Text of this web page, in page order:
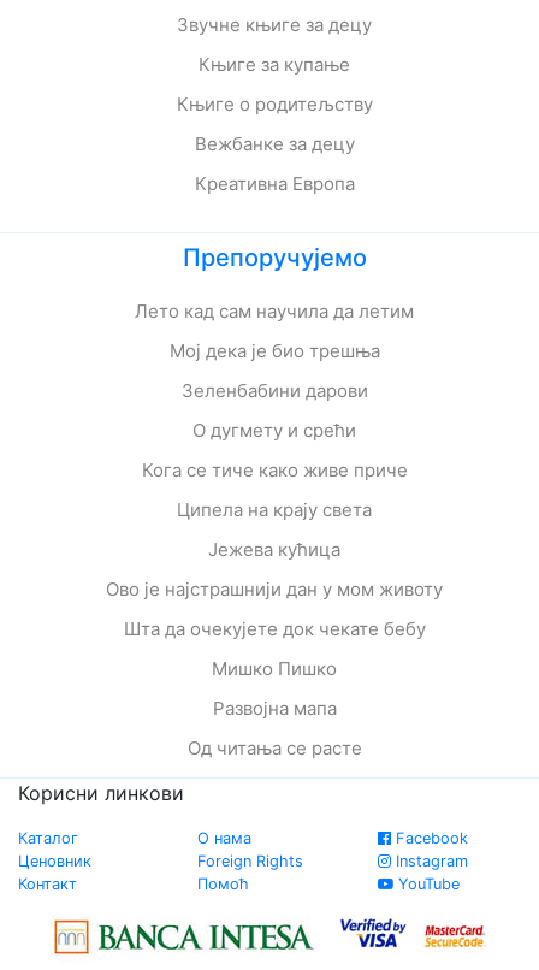
Звучне књиге за децу
Књиге за купање
Књиге о родитељству
Вежбанке за децу
Креативна Европа
Препоручујемо
Лето кад сам научила да летим
Мој дека је био трешња
Зеленбабини дарови
О дугмету и срећи
Кога се тиче како живе приче
Ципела на крају света
Јежева кућица
Ово је најстрашнији дан у мом животу
Шта да очекујете док чекате бебу
Мишко Пишко
Развојна мапа
Од читања се расте
Корисни линкови
Каталог
Ценовник
Контакт
О нама
Foreign Rights
Помоћ
Facebook
Instagram
YouTube